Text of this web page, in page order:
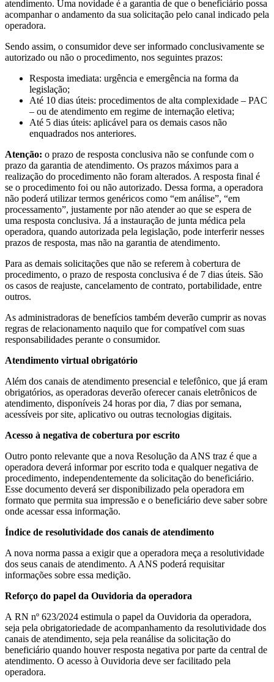
atendimento. Uma novidade é a garantia de que o beneficiário possa
acompanhar o andamento da sua solicitação pelo canal indicado pela
operadora.
Sendo assim, o consumidor deve ser informado conclusivamente se
autorizado ou não o procedimento, nos seguintes prazos:
Resposta imediata: urgência e emergência na forma da
legislação;
Até 10 dias úteis: procedimentos de alta complexidade – PAC
– ou de atendimento em regime de internação eletiva;
Até 5 dias úteis: aplicável para os demais casos não
enquadrados nos anteriores.
Atenção: o prazo de resposta conclusiva não se confunde com o
prazo da garantia de atendimento. Os prazos máximos para a
realização do procedimento não foram alterados. A resposta final é
se o procedimento foi ou não autorizado. Dessa forma, a operadora
não poderá utilizar termos genéricos como “em análise”, “em
processamento”, justamente por não atender ao que se espera de
uma resposta conclusiva. Já a instauração de junta médica pela
operadora, quando autorizada pela legislação, pode interferir nesses
prazos de resposta, mas não na garantia de atendimento.
Para as demais solicitações que não se referem à cobertura de
procedimento, o prazo de resposta conclusiva é de 7 dias úteis. São
os casos de reajuste, cancelamento de contrato, portabilidade, entre
outros.
As administradoras de benefícios também deverão cumprir as novas
regras de relacionamento naquilo que for compatível com suas
responsabilidades perante o consumidor.
Atendimento virtual obrigatório
Além dos canais de atendimento presencial e telefônico, que já eram
obrigatórios, as operadoras deverão oferecer canais eletrônicos de
atendimento, disponíveis 24 horas por dia, 7 dias por semana,
acessíveis por site, aplicativo ou outras tecnologias digitais.
Acesso à negativa de cobertura por escrito
Outro ponto relevante que a nova Resolução da ANS traz é que a
operadora deverá informar por escrito toda e qualquer negativa de
procedimento, independentemente da solicitação do beneficiário.
Esse documento deverá ser disponibilizado pela operadora em
formato que permita sua impressão e o beneficiário deve saber sobre
onde acessar essa informação.
Índice de resolutividade dos canais de atendimento
A nova norma passa a exigir que a operadora meça a resolutividade
dos seus canais de atendimento. A ANS poderá requisitar
informações sobre essa medição.
Reforço do papel da Ouvidoria da operadora
A RN nº 623/2024 estimula o papel da Ouvidoria da operadora,
seja pela obrigatoriedade de acompanhamento da resolutividade dos
canais de atendimento, seja pela reanálise da solicitação do
beneficiário quando houver resposta negativa por parte da central de
atendimento. O acesso à Ouvidoria deve ser facilitado pela
operadora.